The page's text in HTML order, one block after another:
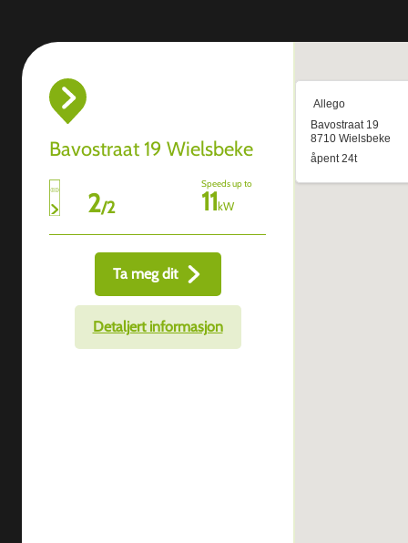
Bavostraat 19 Wielsbeke
2/2
Speeds up to
11kW
Ta meg dit
Detaljert informasjon